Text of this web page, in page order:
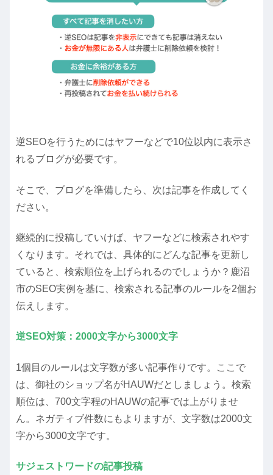
逆SEOを行うためにはヤフーなどで10位以内に表示さ
れるブログが必要です。
そこで、ブログを準備したら、次は記事を作成してく
ださい。
継続的に投稿していけば、ヤフーなどに検索されやす
くなります。それでは、具体的にどんな記事を更新し
ていると、検索順位を上げられるのでしょうか？鹿沼
市のSEO実例を基に、検索される記事のルールを2個お
伝えします。
逆SEO対策：2000文字から3000文字
1個目のルールは文字数が多い記事作りです。ここで
は、御社のショップ名がHAUWだとしましょう。検索
順位は、700文字程のHAUWの記事では上がりませ
ん。ネガティブ件数にもよりますが、 文字数は2000文
字から3000文字です。
サジェストワードの記事投稿